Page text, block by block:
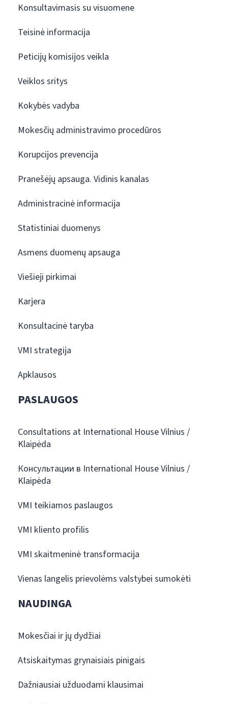
Konsultavimasis su visuomene
Teisinė informacija
Peticijų komisijos veikla
Veiklos sritys
Kokybės vadyba
Mokesčių administravimo procedūros
Korupcijos prevencija
Pranešėjų apsauga. Vidinis kanalas
Administracinė informacija
Statistiniai duomenys
Asmens duomenų apsauga
Viešieji pirkimai
Karjera
Konsultacinė taryba
VMI strategija
Apklausos
PASLAUGOS
Consultations at International House Vilnius /
Klaipėda
Консультации в International House Vilnius /
Klaipėda
VMI teikiamos paslaugos
VMI kliento profilis
VMI skaitmeninė transformacija
Vienas langelis prievolėms valstybei sumokėti
NAUDINGA
Mokesčiai ir jų dydžiai
Atsiskaitymas grynaisiais pinigais
Dažniausiai užduodami klausimai